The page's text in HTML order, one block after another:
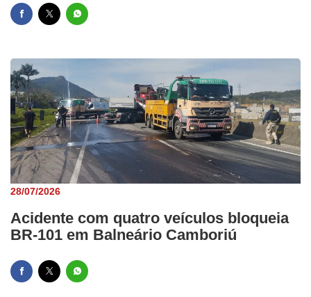
28/07/2026
Acidente com quatro veículos bloqueia
BR-101 em Balneário Camboriú